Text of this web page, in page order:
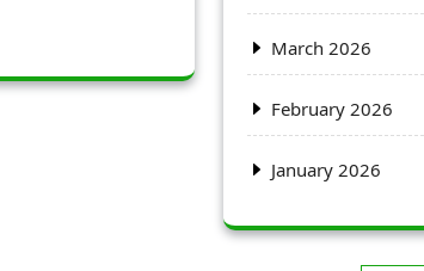
March 2026
February 2026
January 2026